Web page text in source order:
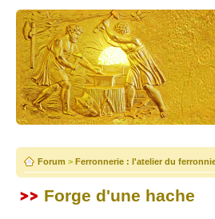
Forum > Ferronnerie : l'atelier du
Forge d'une hache